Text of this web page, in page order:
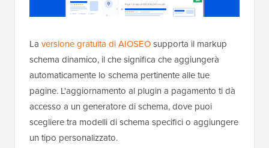
La versione gratuita di AIOSEOsupporta il markup
schema dinamico, il che significa che aggiungerà
automaticamente lo schema pertinente alle tue
pagine. L'aggiornamento al plugin a pagamento ti dà
accesso a un generatore di schema, dove puoi
scegliere tra modelli di schema specifici o aggiungere
un tipo personalizzato.